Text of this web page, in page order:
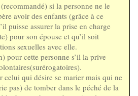
si la personne ne le
avoir des enfants (grâce à ce
puisse assurer la prise en charge
pour son épouse et qu’il soit
sexuelles avec elle.
pour cette personne s’il la prive
celui qui désire se marier mais qui ne
pas) de tomber dans le péché de la